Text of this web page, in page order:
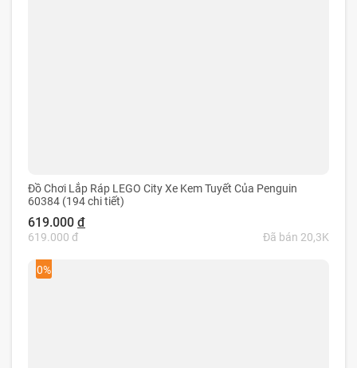
Đồ Chơi Lắp Ráp LEGO City Xe Kem Tuyết Của Penguin
60384 (194 chi tiết)
619.000 đ
619.000 đ Đã bán 20,3K
0%